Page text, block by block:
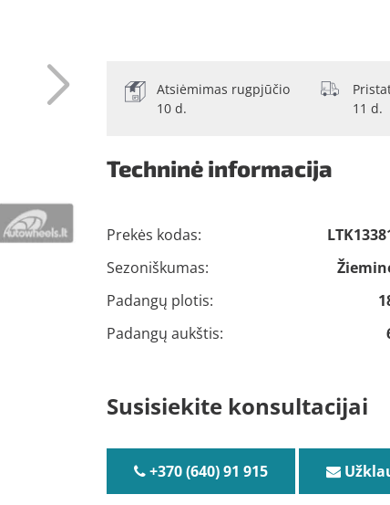
Atsiėmimas rugpjūčio
10 d.
11 d.
Techninė informacija
Prekės kodas:
Sezoniškumas:
Padangų plotis:
Padangų aukštis:
Susisiekite konsultacijai
+370 (640) 91 915